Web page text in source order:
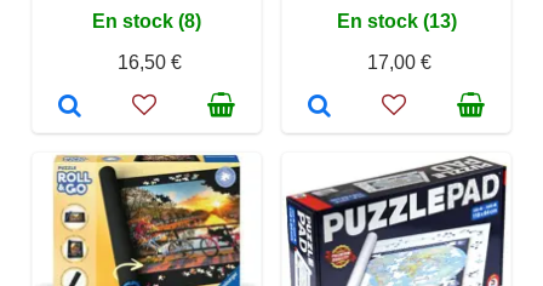
En stock (8)
16,50 €
En stock (13)
17,00 €